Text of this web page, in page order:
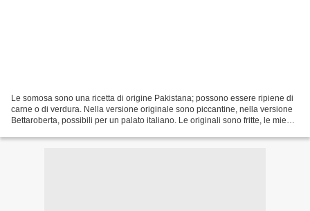
Le somosa sono una ricetta di origine Pakistana; possono essere ripiene di
carne o di verdura. Nella versione originale sono piccantine, nella versione
Bettaroberta, possibili per un palato italiano. Le originali sono fritte, le mie